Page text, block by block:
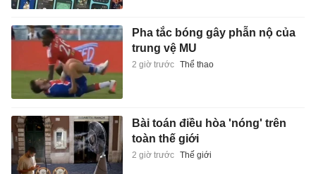
Pha tắc bóng gây phẫn nộ của
trung vệ MU
2 giờ trước Thể thao
Bài toán điều hòa 'nóng' trên
toàn thế giới
2 giờ trước Thế giới